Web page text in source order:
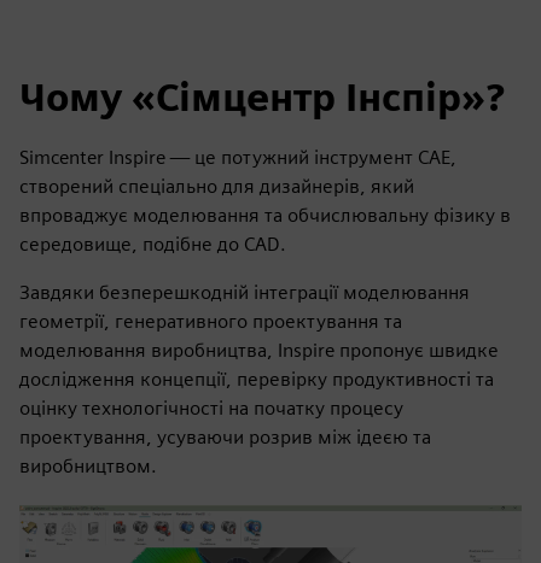
Чому «Сімцентр Інспір»?
Simcenter Inspire — це потужний інструмент CAE,
створений спеціально для дизайнерів, який
впроваджує моделювання та обчислювальну фізику в
середовище, подібне до CAD.
Завдяки безперешкодній інтеграції моделювання
геометрії, генеративного проектування та
моделювання виробництва, Inspire пропонує швидке
дослідження концепції, перевірку продуктивності та
оцінку технологічності на початку процесу
проектування, усуваючи розрив між ідеєю та
виробництвом.